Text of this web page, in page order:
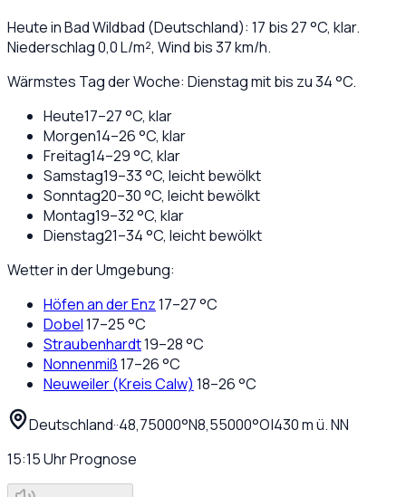
Heute inBad Wildbad (Deutschland): 17 bis27°C, klar.
Niederschlag0,0L/m², Wind bis37km/h.
Wärmstes Tag der Woche: Dienstag mit bis zu 34 °C.
Heute17–27°C, klar
Morgen14–26°C, klar
Freitag14–29°C, klar
Samstag19–33°C, leicht bewölkt
Sonntag20–30°C, leicht bewölkt
Montag19–32°C, klar
Dienstag21–34°C, leicht bewölkt
Wetter in der Umgebung:
Höfen an der Enz17–27°C
Dobel17–25°C
Straubenhardt19–28°C
Nonnenmiß17–26°C
Neuweiler (Kreis Calw) 18–26°C
Deutschland··48,75000°N8,55000°O|430m ü. NN
15:15UhrPrognose